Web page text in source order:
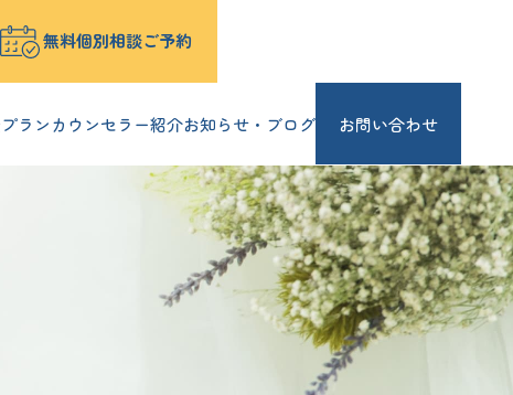
無料個別相談ご予約
ランカウンセラー紹介お知らせ・ブログ お問い合わせ